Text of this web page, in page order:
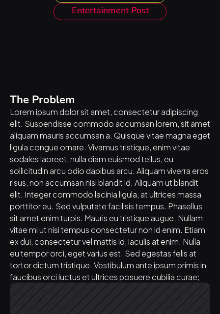
Entertainment Post
The Problem
Lorem ipsum dolor sit amet, consectetur adipiscing
elit. Suspendisse commodo accumsan lorem, sit amet
aliquam mauris accumsan a. Quisque vitae magna eget
ligula congue ornare. Vivamus tristique, enim vitae
sodales laoreet, nulla diam euismod tellus, eu
sollicitudin arcu odio dapibus arcu. Aliquam viverra eros
risus, non accumsan nisi blandit id. Aliquam ut blandit
elit. Integer commodo lacinia ligula, at ultrices massa
porttitor eu. Sed vulputate facilisis tempus. Phasellus
sit amet enim turpis. Mauris eu tristique augue. Nullam
vitae mi ut nisi tempus consectetur non id enim. Etiam
ex dui, consectetur vel mattis id, iaculis at enim. Nulla
eu tempor orci, eget varius est. Sed egestas felis at
tortor dictum tristique. Vestibulum ante ipsum primis in
faucibus orci luctus et ultrices posuere cubilia curae;